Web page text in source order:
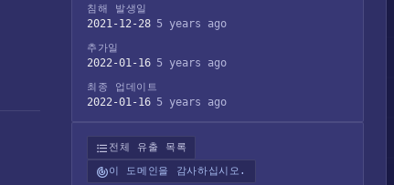
침해 발생일
2021-12-28 5 years ago
추가일
2022-01-16 5 years ago
최종 업데이트
2022-01-16 5 years ago
전체 유출 목록
이 도메인을 감사하십시오.